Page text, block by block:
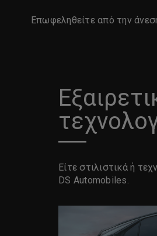
Επωφεληθείτε από την
Είτε στιλιστικά ή
DS Automobiles.